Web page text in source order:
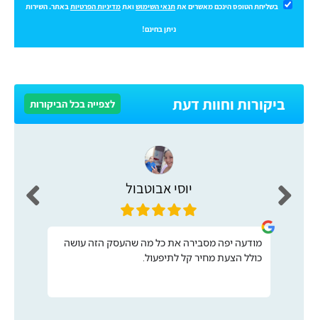
בשליחת הטופס הינכם מאשרים את תנאי השימושואת מדיניות הפרטיות באתר. השירות
ניתן בחינם!
ביקורות וחוות דעת לצפייה בכל הביקורות
יוסי אבוטבול
מודעה יפה מסבירה את כל מה שהעסק הזה עושה
כולל הצעת מחיר קל לתיפעול.